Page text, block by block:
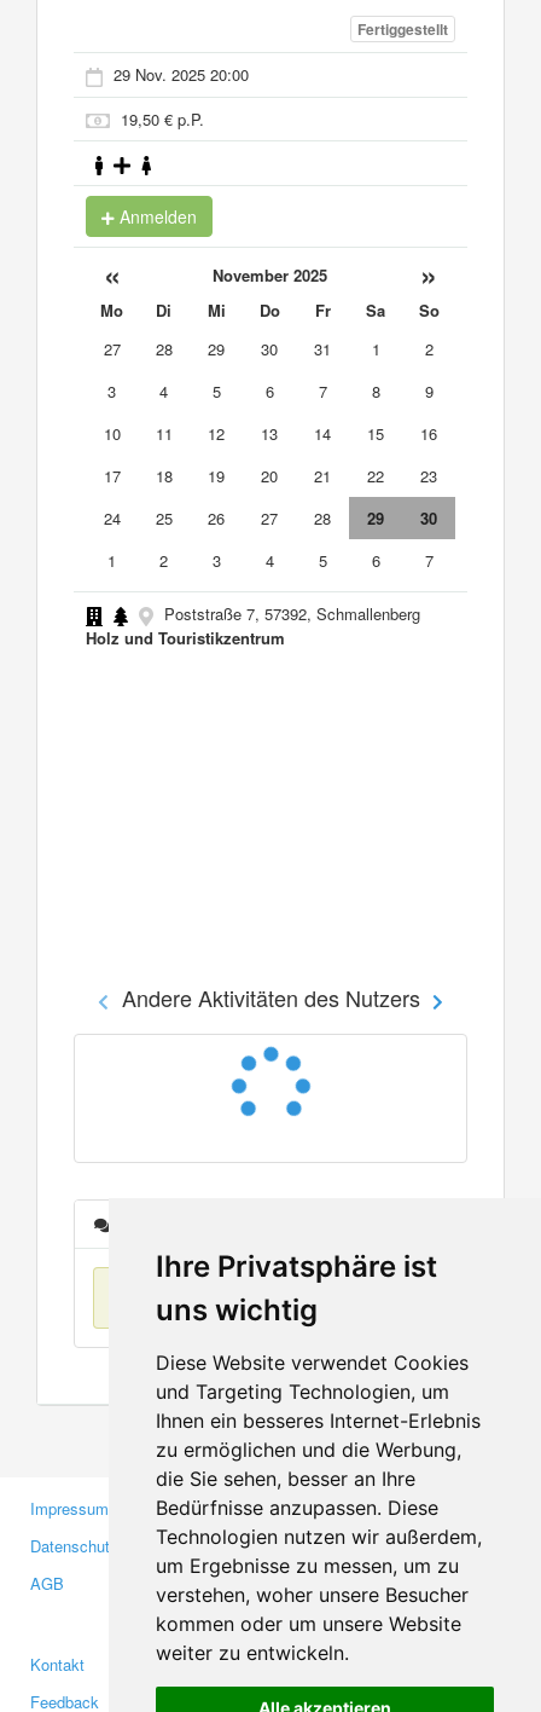
Ihre Privatsphäre ist
uns wichtig
Diese Website verwendet Cookies
und Targeting Technologien, um
Ihnen ein besseres Internet-Erlebnis
zu ermöglichen und die Werbung,
die Sie sehen, besser an Ihre
Bedürfnisse anzupassen. Diese
Technologien nutzen wir außerdem,
um Ergebnisse zu messen, um zu
verstehen, woher unsere Besucher
kommen oder um unsere Website
weiter zu entwickeln.
Alle akzeptieren
Fertiggestellt
29 Nov. 2025 20:00
19,50 € p.P.
Anmelden
« November 2025 »
Mo Di Mi Do Fr Sa
So
27
28 29 30 31 1
2
3
4 5 6 7 8
9
10
11 12 13 14 15
16
17
18 19 20 21 22
23
24
25 26 27 28 29
30
1
2 3 4 5 6 7
Poststraße 7, 57392, Schmallenberg
Holz und Touristikzentrum
Andere Aktivitäten des Nutzers
Keine Einträge
Impressum
Datenschutzerklärung
AGB
Gewerbetreibende
Investoren
Medien
Kontakt
Feedback
Facebook
Twitter